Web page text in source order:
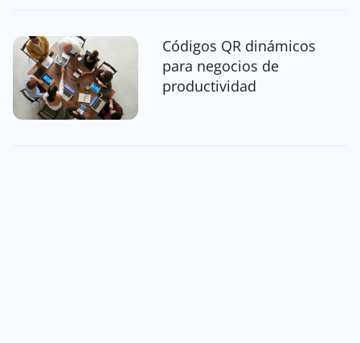
Códigos QR dinámicos
para negocios de
productividad